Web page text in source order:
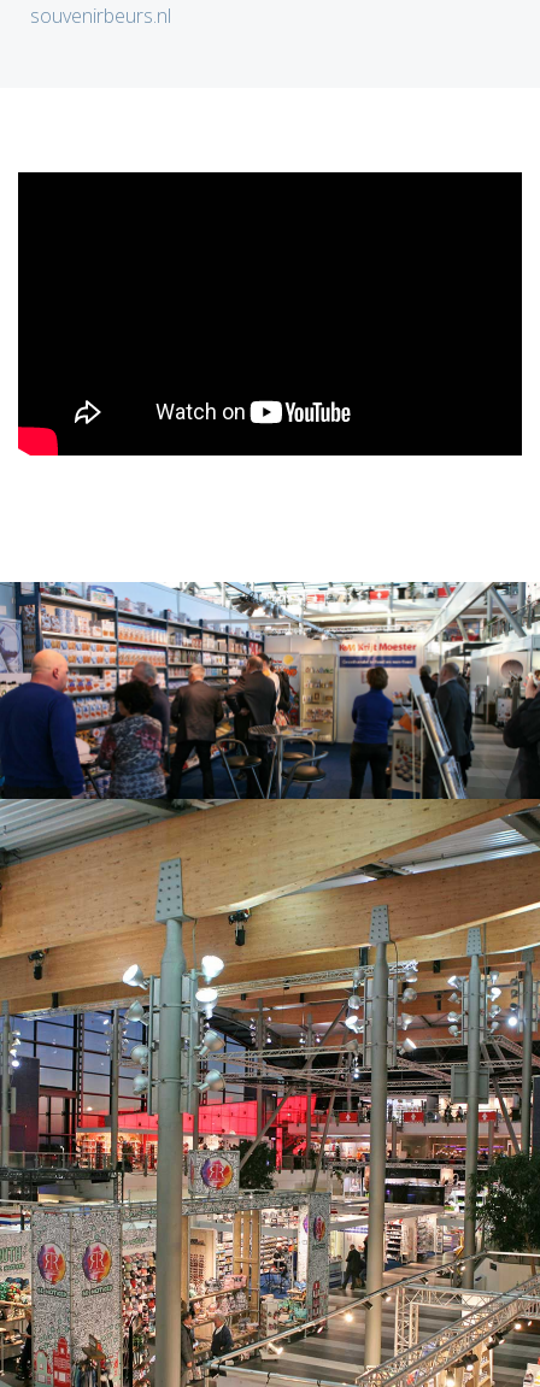
souvenirbeurs.nl